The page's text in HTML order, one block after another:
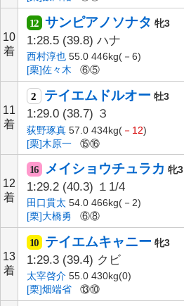
10
着
12 サンピアノソナタ 牝3
1:28.5 (39.8) ハナ
西村淳也 55.0 446kg(－6)
[栗]佐々木
⑥⑤
11
着
2 テイエムドルオー 牡3
1:29.0 (38.7) ３
荻野琢真 57.0 434kg( －12)
[栗]木原一
⑮⑯
12
着
16 メイショウチュラカ 牝3
1:29.2 (40.3) １1/4
田口貫太 54.0 466kg(－2)
[栗]大橋勇
⑥⑧
13
着
10 テイエムキャニー 牝3
1:29.3 (39.4) クビ
太宰啓介 55.0 430kg(0)
[栗]畑端省
⑬⑩